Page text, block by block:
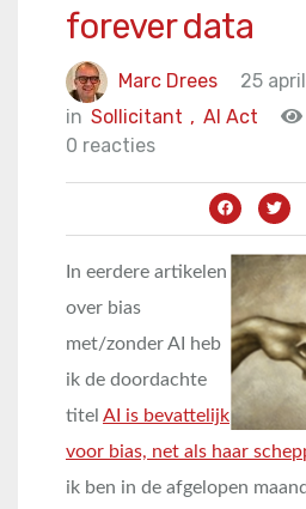
forever data
Marc Drees
25
in
AI Act
Sollicitant ,
0 reacties
In eerdere artikelen
over bias
met/zonder AI heb
ik de doordachte
titel AI is bevattelijk
voor bias, net als haar
ik ben in de afgelopen